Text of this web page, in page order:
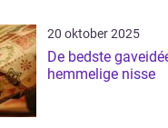
20 oktober 2025
De bedste
hemmelige nisse